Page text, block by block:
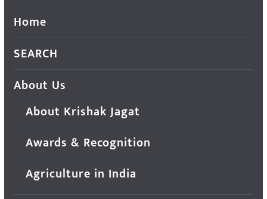
Home
SEARCH
About Us
About Krishak Jagat
Awards & Recognition
Agriculture in India